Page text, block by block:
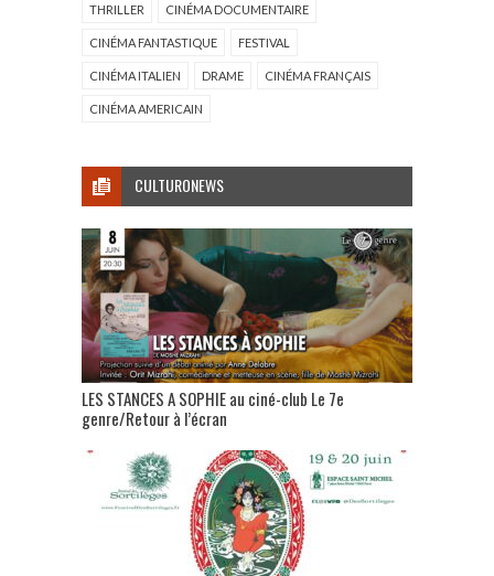
THRILLER CINÉMA DOCUMENTAIRE
CINÉMA FANTASTIQUE FESTIVAL
CINÉMA ITALIEN DRAME CINÉMA FRANÇAIS
CINÉMA AMERICAIN
CULTURONEWS
LES STANCES A SOPHIE au ciné-club Le 7e
genre/Retour à l’écran